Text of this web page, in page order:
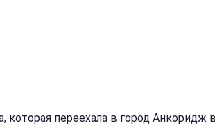
которая переехала в город Анкоридж